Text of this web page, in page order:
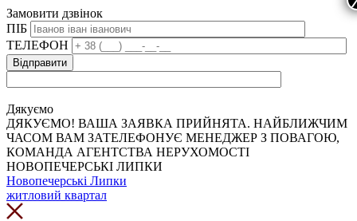
Замовити дзвінок
ПІБ
ТЕЛЕФОН
Дякуємо
ДЯКУЄМО! ВАША ЗАЯВКА ПРИЙНЯТА. НАЙБЛИЖЧИМ
ЧАСОМ ВАМ ЗАТЕЛЕФОНУЄ МЕНЕДЖЕР З ПОВАГОЮ,
КОМАНДА АГЕНТСТВА НЕРУХОМОСТІ
НОВОПЕЧЕРСЬКІ ЛИПКИ
Новопечерські Липки
житловий квартал